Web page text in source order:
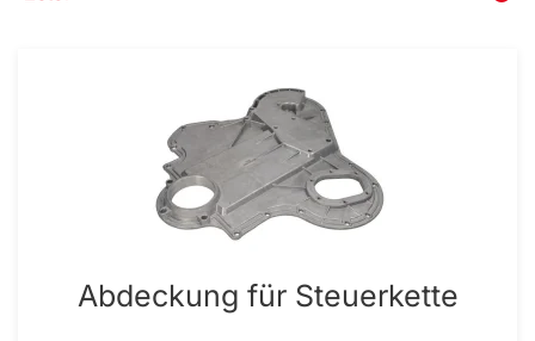
Abdeckung für Steuerkette